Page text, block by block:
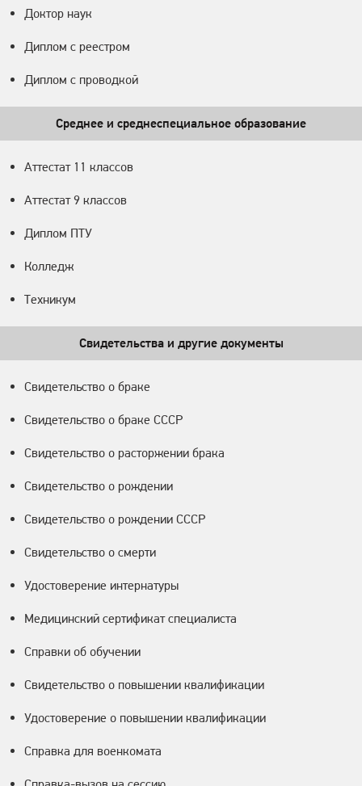
Доктор наук
Диплом с реестром
Диплом с проводкой
Среднее и среднеспециальное образование
Аттестат 11 классов
Аттестат 9 классов
Диплом ПТУ
Колледж
Техникум
Свидетельства и другие документы
Свидетельство о браке
Свидетельство о браке СССР
Свидетельство о расторжении брака
Свидетельство о рождении
Свидетельство о рождении СССР
Свидетельство о смерти
Удостоверение интернатуры
Медицинский сертификат специалиста
Справки об обучении
Свидетельство о повышении квалификации
Удостоверение о повышении квалификации
Справка для военкомата